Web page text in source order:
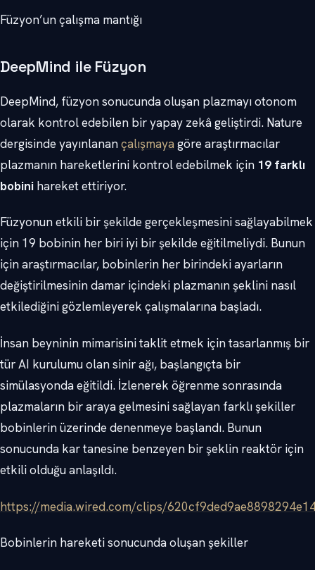
Füzyon’un çalışma mantığı
DeepMind ile Füzyon
DeepMind, füzyon sonucunda oluşan plazmayı otonom
olarak kontrol edebilen bir yapay zekâ geliştirdi. Nature
dergisinde yayınlanançalışmaya göre araştırmacılar
plazmanın hareketlerini kontrol edebilmek için 19 farklı
bobini hareket ettiriyor.
Füzyonun etkili bir şekilde gerçekleşmesini sağlayabilmek
için 19 bobinin her biri iyi bir şekilde eğitilmeliydi. Bunun
için araştırmacılar, bobinlerin her birindeki ayarların
değiştirilmesinin damar içindeki plazmanın şeklini nasıl
etkilediğini gözlemleyerek çalışmalarına başladı.
İnsan beyninin mimarisini taklit etmek için tasarlanmış bir
tür AI kurulumu olan sinir ağı, başlangıçta bir
simülasyonda eğitildi. İzlenerek öğrenme sonrasında
plazmaların bir araya gelmesini sağlayan farklı şekiller
bobinlerin üzerinde denenmeye başlandı. Bunun
sonucunda kar tanesine benzeyen bir şeklin reaktör için
etkili olduğu anlaşıldı.
https://media.wired.com/clips/
Bobinlerin hareketi sonucunda oluşan şekiller